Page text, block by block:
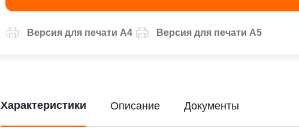
Версия для печати А4 Версия для печати А5
Характеристики Описание Документы